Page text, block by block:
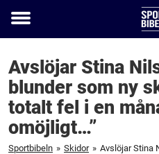
Toggle
Avslöjar Stina
blunder som ny
totalt fel i en
omöjligt…”
Sportbibeln » Skidor »